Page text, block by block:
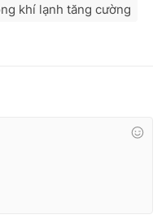
khí lạnh tăng cường